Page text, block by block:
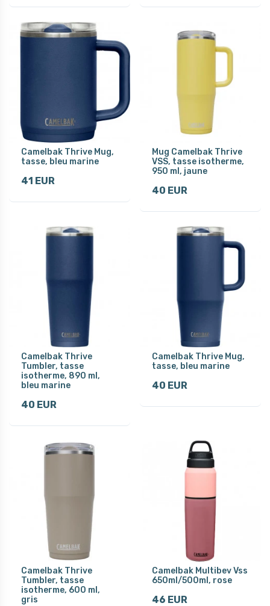
Camelbak Thrive Mug,
tasse, bleu marine
41 EUR
Mug Camelbak Thrive
VSS, tasse isotherme,
950 ml, jaune
40 EUR
Camelbak Thrive
Tumbler, tasse
isotherme, 890 ml,
bleu marine
40 EUR
Camelbak Thrive Mug,
tasse, bleu marine
40 EUR
Camelbak Thrive
Tumbler, tasse
isotherme, 600 ml,
gris
Camelbak Multibev Vss
650ml/500ml, rose
46 EUR